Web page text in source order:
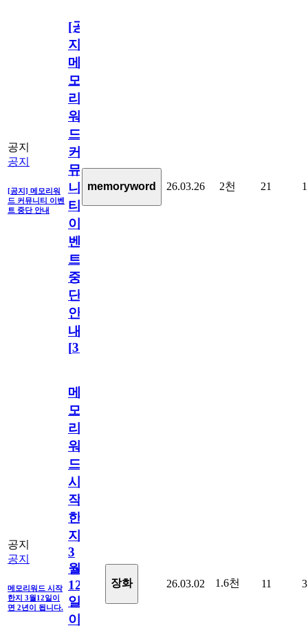
공지
공지
[공지] 메모리워
드 커뮤니티 이벤
트 중단 안내
[공
지]
메
모
리
워
드
커
뮤
니
티
이
벤
트
중
단
안
내
[31
memoryword 26.03.26 2천 21 1
공지
공지
메모리워드 시작
한지 3월12일이
면 2년이 됩니다.
메
모
리
워
드
시
작
한
지
3
월
12
일
이
장화 26.03.02 1.6천 11 3